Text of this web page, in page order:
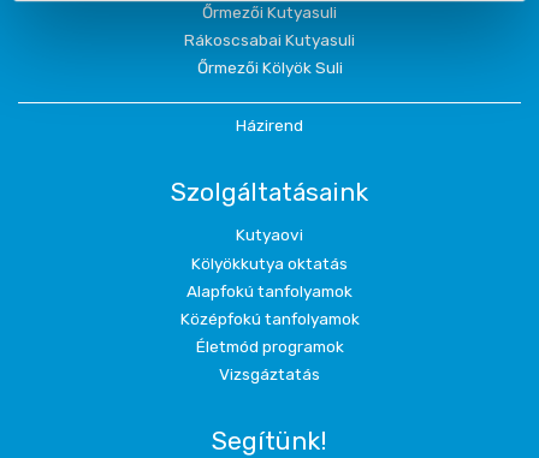
Őrmezői Kutyasuli
Rákoscsabai Kutyasuli
Őrmezői Kölyök Suli
Házirend
Szolgáltatásaink
Kutyaovi
Kölyökkutya oktatás
Alapfokú tanfolyamok
Középfokú tanfolyamok
Életmód programok
Vizsgáztatás
Segítünk!